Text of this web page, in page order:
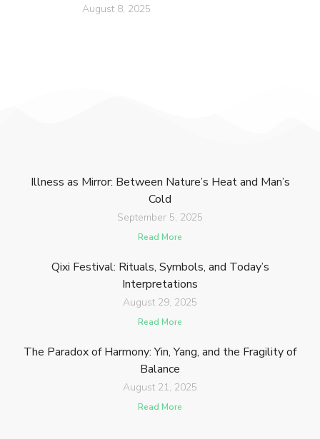
August 8, 2025
Illness as Mirror: Between Nature’s Heat and Man’s
Cold
September 5, 2025
Read More
Qixi Festival: Rituals, Symbols, and Today’s
Interpretations
August 29, 2025
Read More
The Paradox of Harmony: Yin, Yang, and the Fragility of
Balance
August 21, 2025
Read More